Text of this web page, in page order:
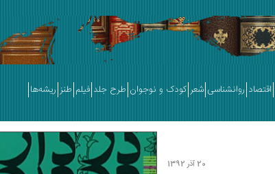
اقتصاد روانشناسی شعر کودک و نوجوان طرح جلد فیلم طنز ریشه‌ها
20 آذر 1392